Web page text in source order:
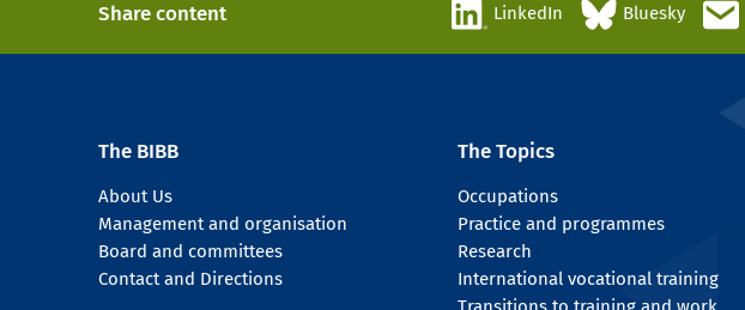
Share content LinkedIn Bluesky
The BIBB
About Us
Management and organisation
Board and committees
Contact and Directions
The Topics
Occupations
Practice and programmes
Research
International vocational training